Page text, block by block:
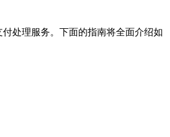
处理服务。下面的指南将全面介绍如